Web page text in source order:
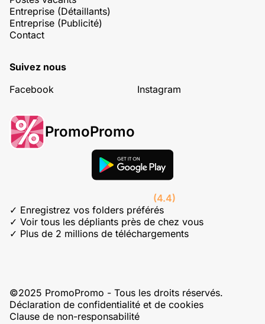
Entreprise (Détaillants)
Entreprise (Publicité)
Contact
Suivez nous
Facebook
Instagram
PromoPromo
(4.4)
✓ Enregistrez vos folders préférés
✓ Voir tous les dépliants près de chez vous
✓ Plus de 2 millions de téléchargements
©2025 PromoPromo - Tous les droits réservés.
Déclaration de confidentialité et de cookies
Clause de non-responsabilité